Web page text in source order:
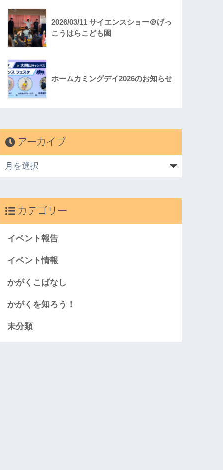
2026/03/11 サイエンスショー＠げっ
こうはらこども園
ホームカミングデイ2026のお知らせ
アーカイブ
カテゴリー
イベント報告
イベント情報
かがくこばなし
かがくを知ろう！
未分類